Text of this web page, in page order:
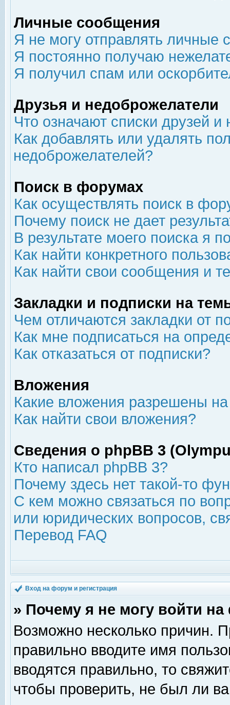
Личные сообщения
Я не могу отправлять личные
Я постоянно получаю
Я получил спам или
Друзья и недоброжелатели
Что означают списки друзей
Как добавлять или удалять
недоброжелателей?
Поиск в форумах
Как осуществлять поиск в
Почему поиск не дает
В результате моего поиска я
Как найти конкретного
Как найти свои сообщения и
Закладки и подписки на
Чем отличаются закладки от
Как мне подписаться на
Как отказаться от подписки?
Вложения
Какие вложения разрешены
Как найти свои вложения?
Сведения о phpBB 3
Кто написал phpBB 3?
Почему здесь нет такой-то
С кем можно связаться по
или юридических вопросов,
Перевод FAQ
Вход на форум и регистрация
» Почему я не могу войти
Возможно несколько причин.
правильно вводите имя
вводятся правильно, то
чтобы проверить, не был ли